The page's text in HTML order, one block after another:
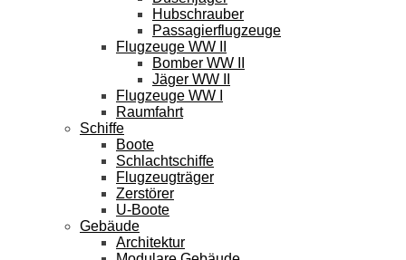
Hubschrauber
Passagierflugzeuge
Flugzeuge WW II
Bomber WW II
Jäger WW II
Flugzeuge WW I
Raumfahrt
Schiffe
Boote
Schlachtschiffe
Flugzeugträger
Zerstörer
U-Boote
Gebäude
Architektur